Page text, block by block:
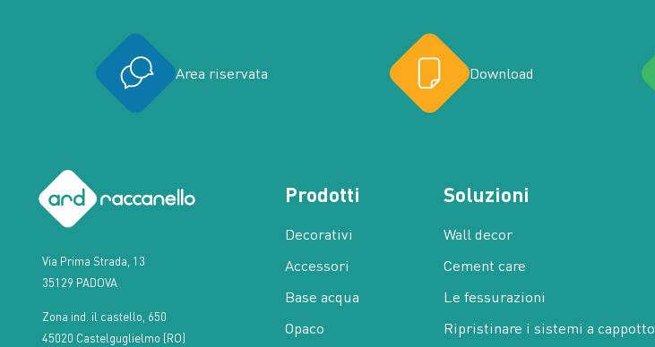
Area riservata Download
Via Prima Strada, 13
35129 PADOVA
Zona ind. il castello, 650
45020 Castelguglielmo (RO)
Prodotti
Decorativi
Accessori
Base acqua
Opaco
Soluzioni
Wall decor
Cement care
Le fessurazioni
Ripristinare i sistemi a cappotto